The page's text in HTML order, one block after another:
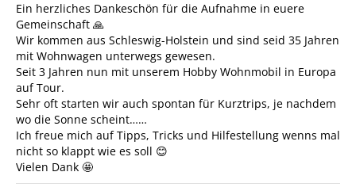
Ein herzliches Dankeschön für die Aufnahme in euere
Gemeinschaft 🙏
Wir kommen aus Schleswig-Holstein und sind seid 35 Jahren
mit Wohnwagen unterwegs gewesen.
Seit 3 Jahren nun mit unserem Hobby Wohnmobil in Europa
auf Tour.
Sehr oft starten wir auch spontan für Kurztrips, je nachdem
wo die Sonne scheint……
Ich freue mich auf Tipps, Tricks und Hilfestellung wenns mal
nicht so klappt wie es soll 😊
Vielen Dank 🤩